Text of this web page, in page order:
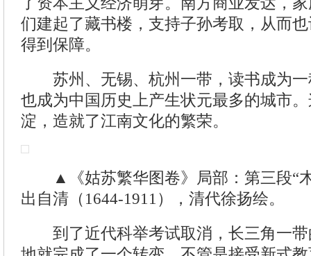
们建起了藏书楼，支持子孙考取，从而
得到保障。
苏州、无锡、杭州一带，读书成为一
也成为中国历史上产生状元最多的城市
淀，造就了江南文化的繁荣。
▲《姑苏繁华图卷》局部：第三段“
出自清（1644-1911），清代徐扬绘。
到了近代科举考试取消，长三角一带